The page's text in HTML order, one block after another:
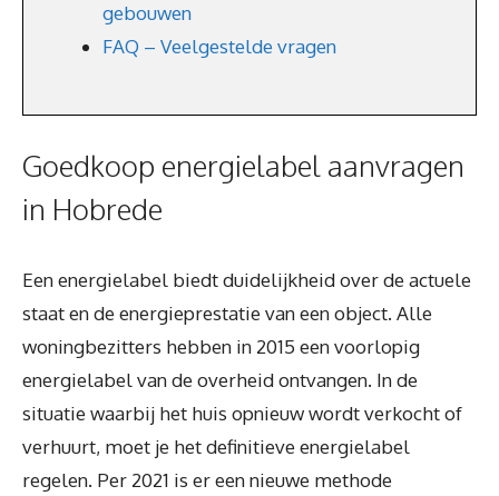
gebouwen
FAQ – Veelgestelde vragen
Goedkoop energielabel aanvragen
in Hobrede
Een energielabel biedt duidelijkheid over de actuele
staat en de energieprestatie van een object. Alle
woningbezitters hebben in 2015 een voorlopig
energielabel van de overheid ontvangen. In de
situatie waarbij het huis opnieuw wordt verkocht of
verhuurt, moet je het definitieve energielabel
regelen. Per 2021 is er een nieuwe methode